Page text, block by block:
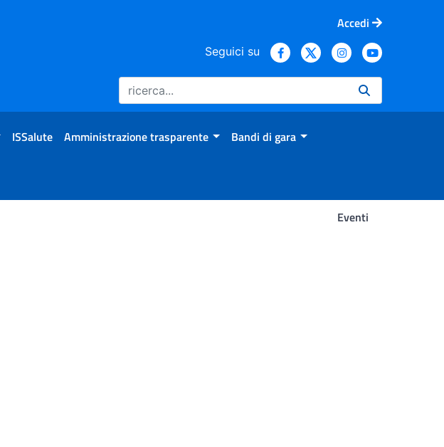
Accedi
Seguici su
ISSalute Amministrazione trasparente Bandi di gara
Eventi